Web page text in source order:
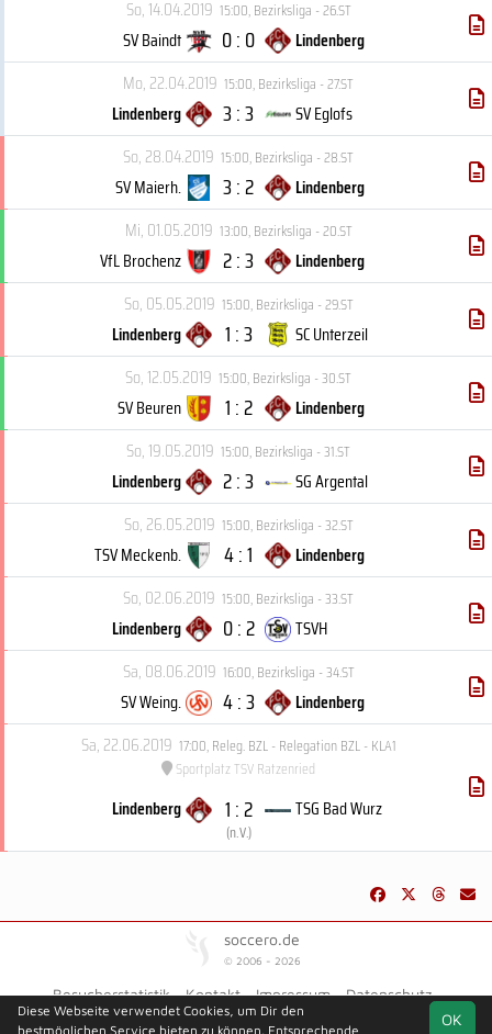
So, 14.04.2019 15:00,Bezirksliga - 26.ST
SV Baindt 0 : 0
Lindenberg
Mo, 22.04.2019 15:00,Bezirksliga - 27.ST
Lindenberg 3 : 3
SV Eglofs
So, 28.04.2019 15:00,Bezirksliga - 28.ST
SV Maierh. 3 : 2
Lindenberg
Mi, 01.05.2019 13:00,Bezirksliga - 20.ST
VfL Brochenz 2 : 3
Lindenberg
So, 05.05.2019 15:00,Bezirksliga - 29.ST
Lindenberg 1 : 3
SC Unterzeil
So, 12.05.2019 15:00,Bezirksliga - 30.ST
SV Beuren 1 : 2
Lindenberg
So, 19.05.2019 15:00,Bezirksliga - 31.ST
Lindenberg 2 : 3
SG Argental
So, 26.05.2019 15:00,Bezirksliga - 32.ST
TSV Meckenb. 4 : 1
Lindenberg
So, 02.06.2019 15:00,Bezirksliga - 33.ST
Lindenberg 0 : 2
TSVH
Sa, 08.06.2019 16:00,Bezirksliga - 34.ST
SV Weing. 4 : 3
Lindenberg
Sa, 22.06.2019 17:00,Releg. BZL - Relegation BZL - KLA1
Sportplatz TSV Ratzenried
Lindenberg 1 : 2
(n.V.)
TSG Bad Wurz
soccero.de
© 2006 - 2026
Besucherstatistik Kontakt Impressum
Datenschutz
OK
Diese Webseite verwendet Cookies, um Dir den
bestmöglichen Service bieten zu können. Entsprechende